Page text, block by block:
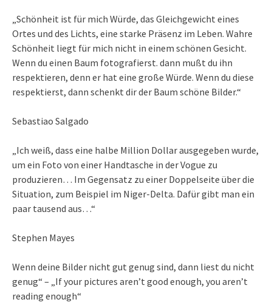
„Schönheit ist für mich Würde, das Gleichgewicht eines
Ortes und des Lichts, eine starke Präsenz im Leben. Wahre
Schönheit liegt für mich nicht in einem schönen Gesicht.
Wenn du einen Baum fotografierst. dann mußt du ihn
respektieren, denn er hat eine große Würde. Wenn du diese
respektierst, dann schenkt dir der Baum schöne Bilder.“
Sebastiao Salgado
„Ich weiß, dass eine halbe Million Dollar ausgegeben wurde,
um ein Foto von einer Handtasche in der Vogue zu
produzieren… Im Gegensatz zu einer Doppelseite über die
Situation, zum Beispiel im Niger-Delta. Dafür gibt man ein
paar tausend aus…“
Stephen Mayes
Wenn deine Bilder nicht gut genug sind, dann liest du nicht
genug“ – „If your pictures aren’t good enough, you aren’t
reading enough“